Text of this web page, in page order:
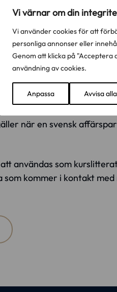
Vi värnar om din
Vi använder cookies för att
personliga annonser eller
Genom att klicka på "Acceptera
användning av cookies.
Anpassa Avvisa alla
definitivt
svenskt företag är part i
att avgöra en sådan
skiljeförfaranden kan
land?
i denna bok, som
när en svensk
användas som
kommer i kontakt